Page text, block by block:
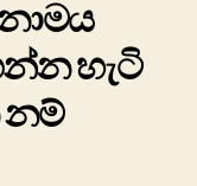
හැටි
නම්